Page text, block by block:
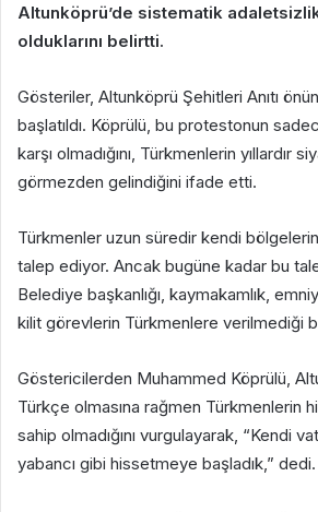
Altunköprü’de sistematik
olduklarını belirtti.
Gösteriler, Altunköprü Şehitleri Anıtı
başlatıldı. Köprülü, bu protestonun
karşı olmadığını, Türkmenlerin yıllardır
görmezden gelindiğini ifade etti.
Türkmenler uzun süredir kendi
talep ediyor. Ancak bugüne kadar bu
Belediye başkanlığı, kaymakamlık,
kilit görevlerin Türkmenlere verilmediği
Göstericilerden Muhammed Köprülü,
Türkçe olmasına rağmen Türkmenlerin
sahip olmadığını vurgulayarak, “Kendi
yabancı gibi hissetmeye başladık,” dedi.